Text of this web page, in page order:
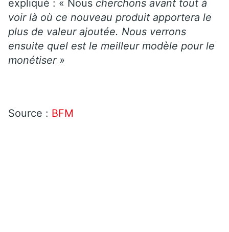
expliqué : « Nous cherchons avant tout à
voir là où ce nouveau produit apportera le
plus de valeur ajoutée. Nous verrons
ensuite quel est le meilleur modèle pour le
monétiser »
Source : BFM